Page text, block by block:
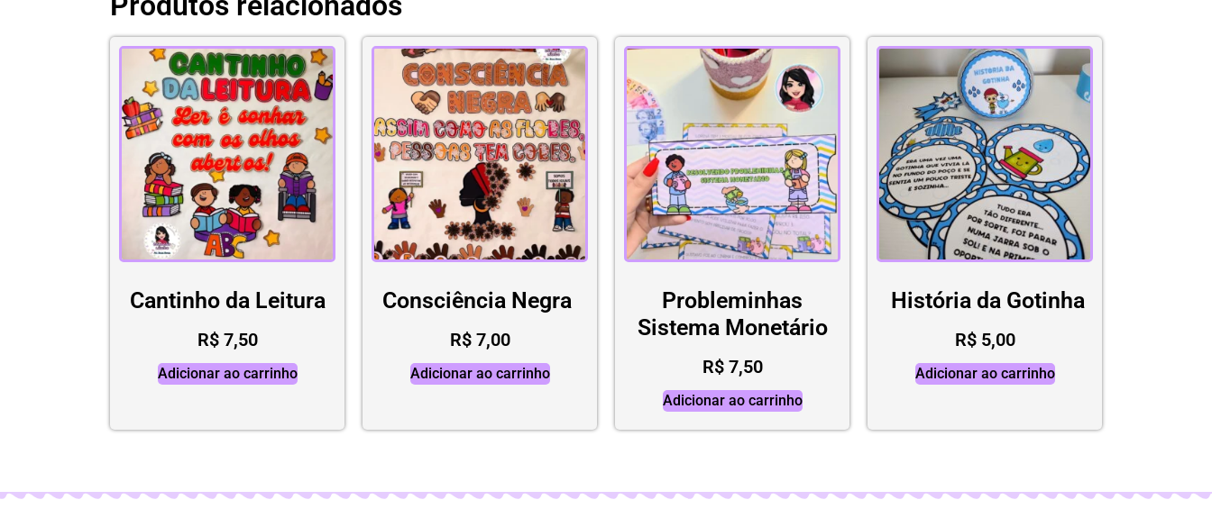
Cantinho da Leitura
R$7,50
Adicionar ao carrinho
Consciência Negra
R$7,00
Adicionar ao carrinho
Probleminhas
Sistema Monetário
R$7,50
Adicionar ao carrinho
História da Gotinha
R$5,00
Adicionar ao carrinho